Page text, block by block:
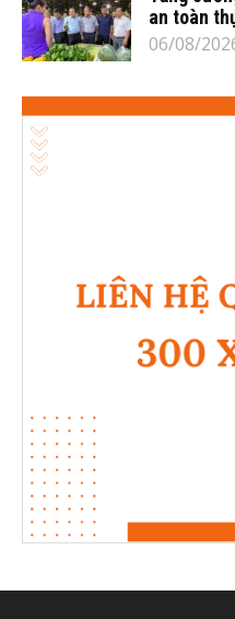
an toàn
06/08/